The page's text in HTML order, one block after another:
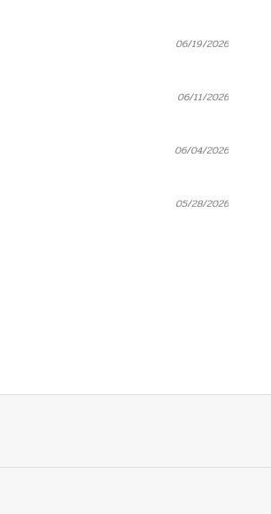
06/19/2026
06/11/2026
06/04/2026
05/28/2026
04/23/2026